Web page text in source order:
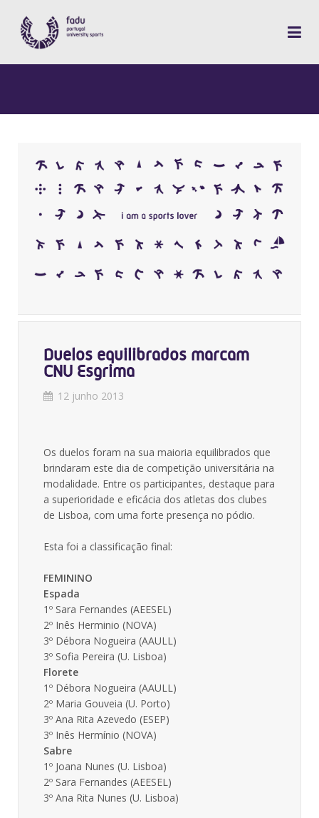
Duelos equilibrados marcam
CNU Esgrima
12 junho 2013
Os duelos foram na sua maioria equilibrados que
brindaram este dia de competição universitária na
modalidade. Entre os participantes, destaque para
a superioridade e eficácia dos atletas dos clubes
de Lisboa, com uma forte presença no pódio.
Esta foi a classificação final:
FEMININO
Espada
1º Sara Fernandes (AEESEL)
2º Inês Herminio (NOVA)
3º Débora Nogueira (AAULL)
3º Sofia Pereira (U. Lisboa)
Florete
1º Débora Nogueira (AAULL)
2º Maria Gouveia (U. Porto)
3º Ana Rita Azevedo (ESEP)
3º Inês Hermínio (NOVA)
Sabre
1º Joana Nunes (U. Lisboa)
2º Sara Fernandes (AEESEL)
3º Ana Rita Nunes (U. Lisboa)